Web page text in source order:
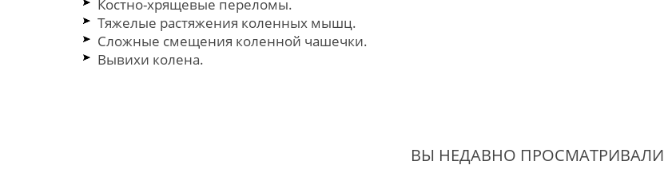
Костно-хрящевые переломы.
Тяжелые растяжения коленных мышц.
Сложные смещения коленной чашечки.
Вывихи колена.
ВЫ НЕДАВНО ПРОСМАТРИВАЛИ